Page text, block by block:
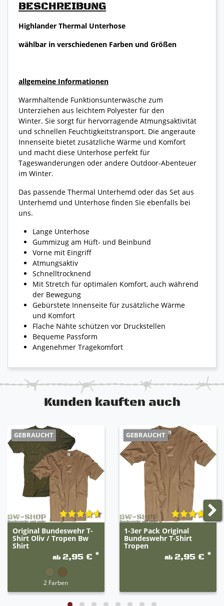
BESCHREIBUNG
Highlander Thermal Unterhose
wählbar in verschiedenen Farben und Größen
allgemeine Informationen
Warmhaltende Funktionsunterwäsche zum
Unterziehen aus leichtem Polyester für den
Winter. Sie sorgt für hervorragende Atmungsaktivität
und schnellen Feuchtigkeitstransport. Die angeraute
Innenseite bietet zusätzliche Wärme und Komfort
und macht diese Unterhose perfekt für
Tageswanderungen oder andere Outdoor-Abenteuer
im Winter.
Das passende Thermal Unterhemd oder das Set aus
Unterhemd und Unterhose finden Sie ebenfalls bei
uns.
Lange Unterhose
Gummizug am Hüft- und Beinbund
Vorne mit Eingriff
Atmungsaktiv
Schnelltrocknend
Mit Stretch für optimalen Komfort, auch während
der Bewegung
Gebürstete Innenseite für zusätzliche Wärme
und Komfort
Flache Nähte schützen vor Druckstellen
Bequeme Passform
Angenehmer Tragekomfort
Kunden kauften auch
GEBRAUCHT
Original Bundeswehr T-
Shirt Oliv / Tropen Bw
Shirt
ab 2,95 € *
2 Farben
GEBRAUCHT
1-3er Pack Original
Bundeswehr T-Shirt
Tropen
ab 2,95 € *